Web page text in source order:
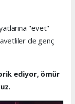
"evet"
de genç
ediyor, ömür